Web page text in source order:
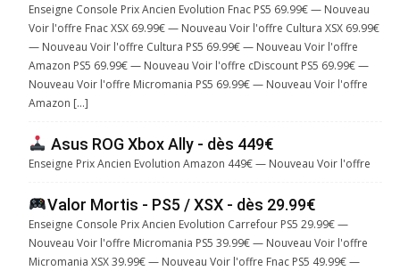
Enseigne Console Prix Ancien Evolution Fnac PS5 69.99€ — Nouveau
Voir l'offre Fnac XSX 69.99€ — Nouveau Voir l'offre Cultura XSX 69.99€
— Nouveau Voir l'offre Cultura PS5 69.99€ — Nouveau Voir l'offre
Amazon PS5 69.99€ — Nouveau Voir l'offre cDiscount PS5 69.99€ —
Nouveau Voir l'offre Micromania PS5 69.99€ — Nouveau Voir l'offre
Amazon […]
Asus ROG Xbox Ally - dès 449€
Enseigne Prix Ancien Evolution Amazon 449€ — Nouveau Voir l'offre
Valor Mortis - PS5 / XSX - dès 29.99€
Enseigne Console Prix Ancien Evolution Carrefour PS5 29.99€ —
Nouveau Voir l'offre Micromania PS5 39.99€ — Nouveau Voir l'offre
Micromania XSX 39.99€ — Nouveau Voir l'offre Fnac PS5 49.99€ —